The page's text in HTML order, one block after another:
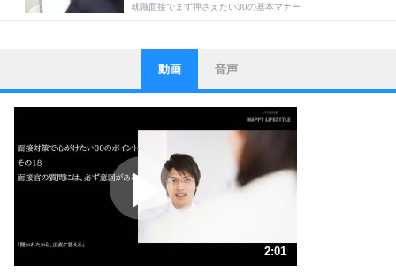
就職面接でまず押さえたい30の基本マナー
1
ストレス対策
他人と比べない。
いっそのこと、他人を見ない。
いらいらしない人になる30の方法
プラス思考
ポジティブになれない原因は、行動しないから。
ポジティブ思考になる30の方法
ストレス対策
人生、なんとかなるもの。
気楽に生きる30の方法
動画 音声
2:01